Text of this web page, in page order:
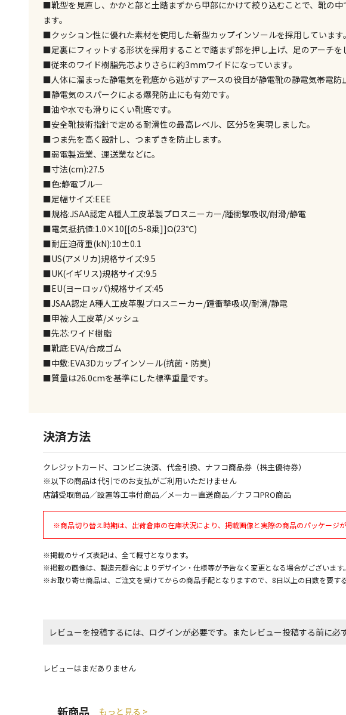
■靴型を見直し、かかと部と土踏まずから甲部にかけて絞り込むことで、靴の
ます。
■クッション性に優れた素材を使用した新型カップインソールを採用しています。
■足裏にフィットする形状を採用することで踏まず部を押し上げ、足のアーチを
■従来のワイド樹脂先芯よりさらに約3mmワイドになっています。
■人体に溜まった静電気を靴底から逃がすアースの役目が静電靴の静電気帯電防
■静電気のスパークによる爆発防止にも有効です。
■油や水でも滑りにくい靴底です。
■安全靴技術指針で定める耐滑性の最高レベル、区分5を実現しました。
■つま先を高く設計し、つまずきを防止します。
■弱電製造業、運送業などに。
■寸法(cm):27.5
■色:静電ブルー
■足幅サイズ:EEE
■規格:JSAA認定 A種人工皮革製プロスニーカー/踵衝撃吸収/耐滑/静電
■電気抵抗値:1.0×10[[の5-8乗]]Ω(23℃)
■耐圧迫荷重(kN):10±0.1
■US(アメリカ)規格サイズ:9.5
■UK(イギリス)規格サイズ:9.5
■EU(ヨーロッパ)規格サイズ:45
■JSAA認定 A種人工皮革製プロスニーカー/踵衝撃吸収/耐滑/静電
■甲被:人工皮革/メッシュ
■先芯:ワイド樹脂
■靴底:EVA/合成ゴム
■中敷:EVA3Dカップインソール(抗菌・防臭)
■質量は26.0cmを基準にした標準重量です。
決済方法
クレジットカード、コンビニ決済、代金引換、ナフコ商品券（株主優待券）
※以下の商品は代引でのお支払がご利用いただけません
店舗受取商品／設置等工事付商品／メーカー直送商品／ナフコPRO商品
※商品切り替え時期は、出荷倉庫の在庫状況により、掲載画像と実際の商品のパッケージが
※掲載のサイズ表記は、全て概寸となります。
※掲載の画像は、製造元都合によりデザイン・仕様等が予告なく変更となる場合がございます。
※お取り寄せ商品は、ご注文を受けてからの商品手配となりますので、8日以上の日数を要する
レビューを投稿するには、ログインが必要です。またレビュー投稿する前に必
レビューはまだありません
新商品 もっと見る >